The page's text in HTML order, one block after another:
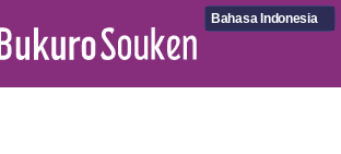
Bahasa Indonesia